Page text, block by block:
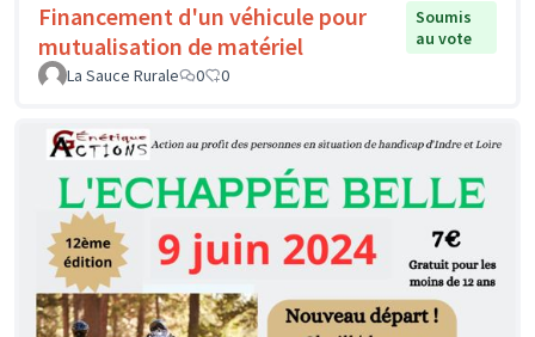
Financement d'un véhicule pour
mutualisation de matériel
Soumis
au vote
La Sauce Rurale
0 0